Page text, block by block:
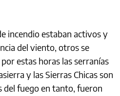
incendio estaban activos y
del viento, otros se
estas horas las serranías
y las Sierras Chicas son
del fuego en tanto, fueron